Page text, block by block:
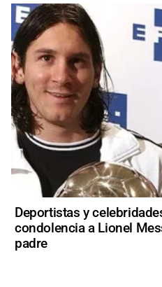
Deportistas y
condolencia a Lionel
padre